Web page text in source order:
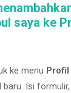
saya ke
ke menu Profil
Isi